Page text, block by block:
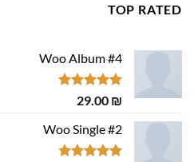
TOP RATED
Woo Album #4
דורג5.00
29.00 ₪
Woo Single #2